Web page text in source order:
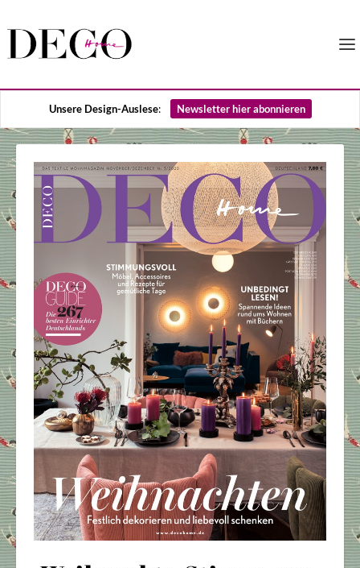
Unsere Design-Auslese: Newsletter hier abonnieren